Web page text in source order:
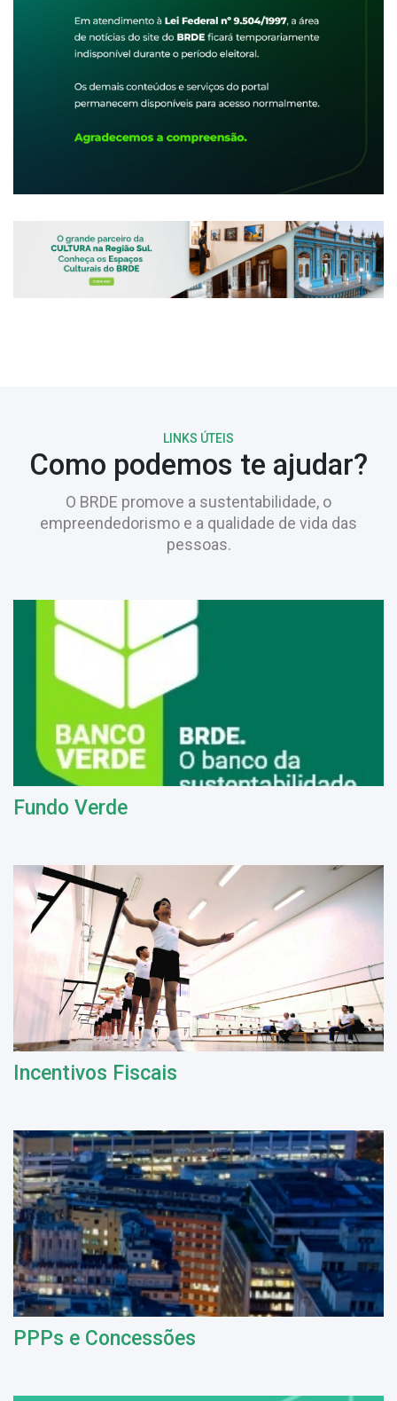
LINKS ÚTEIS
Como podemos te ajudar?
O BRDE promove a sustentabilidade, o
empreendedorismo e a qualidade de vida das
pessoas.
Fundo Verde
Incentivos Fiscais
PPPs e Concessões